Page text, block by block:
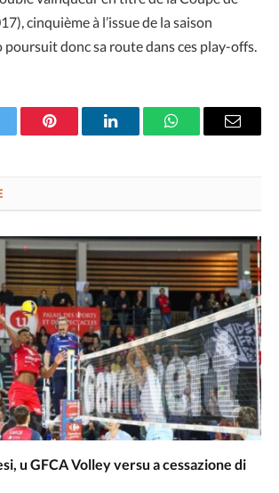
cinquième à l’issue de la saison
poursuit donc sa route dans ces play-offs.
Pinterest LinkedInWhatsAppEmail
u GFCA Volley versu a cessazione di